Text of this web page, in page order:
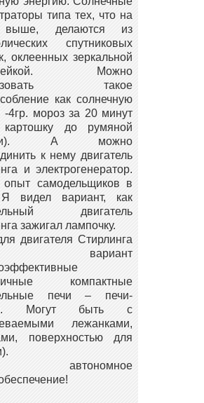
типа тех, что на
делаются из
спутниковых
оклеенных зеркальной
Можно
такое
как солнечную
-4гр. мороз за 20 минут
до румяной
А можно
к нему двигатель
и электрогенератор.
самодельщиков в
видел вариант, как
двигатель
зажигал лампочку.
двигателя Стирлинга
вариант
компактные
печи – печи-
Могут быть с
лежанками,
поверхностью для
автономное